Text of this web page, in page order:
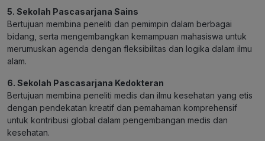
5. Sekolah Pascasarjana Sains
Bertujuan membina peneliti dan pemimpin dalam berbagai
bidang, serta mengembangkan kemampuan mahasiswa untuk
merumuskan agenda dengan fleksibilitas dan logika dalam ilmu
alam.
6. Sekolah Pascasarjana Kedokteran
Bertujuan membina peneliti medis dan ilmu kesehatan yang etis
dengan pendekatan kreatif dan pemahaman komprehensif
untuk kontribusi global dalam pengembangan medis dan
kesehatan.